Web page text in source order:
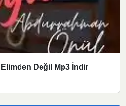
Değil Mp3 İndir